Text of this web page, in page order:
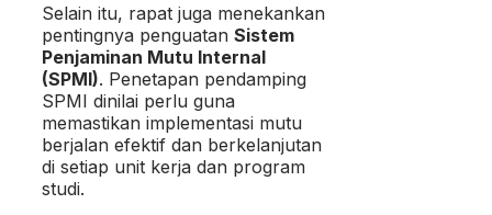
Selain itu, rapat juga menekankan
pentingnya penguatan Sistem
Penjaminan Mutu Internal
(SPMI). Penetapan pendamping
SPMI dinilai perlu guna
memastikan implementasi mutu
berjalan efektif dan berkelanjutan
di setiap unit kerja dan program
studi.